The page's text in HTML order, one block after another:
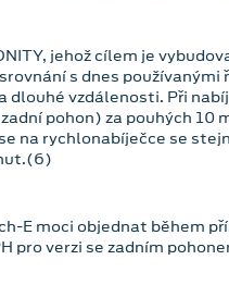
jehož cílem je
s dnes používanými
dlouhé vzdálenosti. Při
pohon) za pouhých 10
na rychlonabíječce se
E moci objednat během
pro verzi se zadním